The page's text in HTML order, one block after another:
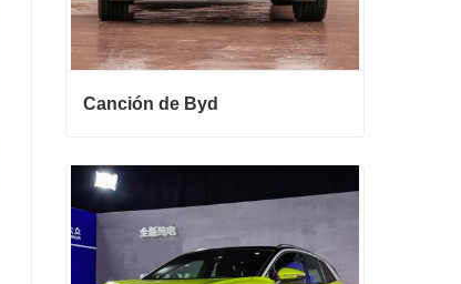
Canción de Byd
Canción de Byd
Contactar ahora